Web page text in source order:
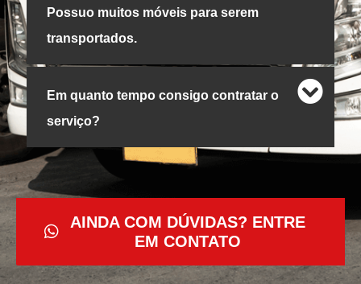
Possuo muitos móveis para serem
transportados.
Em quanto tempo consigo contratar o
serviço?
AINDA COM DÚVIDAS? ENTRE
EM CONTATO